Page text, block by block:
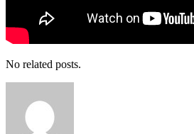
No related posts.